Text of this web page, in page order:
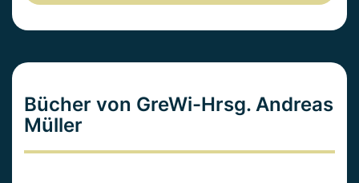
Bücher von GreWi-Hrsg. Andreas
Müller